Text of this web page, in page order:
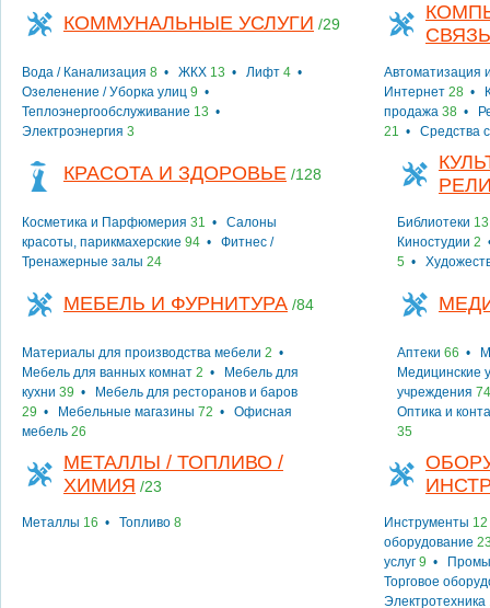
КОММУНАЛЬНЫЕ УСЛУГИ /29
Вода / Канализация 8 • ЖКХ 13 • Лифт 4 •
Озеленение / Уборка улиц 9 •
Теплоэнергообслуживание 13 •
Электроэнергия 3
СВЯЗЬ
Автоматизация
Интернет 28 •
продажа 38 •
21 • Средства
КРАСОТА И ЗДОРОВЬЕ /128
Косметика и Парфюмерия 31 • Салоны
красоты, парикмахерские 94 • Фитнес /
Тренажерные залы 24
Библиотеки 13
Киностудии 2
5 •
МЕБЕЛЬ И ФУРНИТУРА /84
Материалы для производства мебели 2 •
Мебель для ванных комнат 2 •
Мебель для
кухни 39 •
Мебель для ресторанов и баров
29 • Мебельные магазины 72 • Офисная
мебель 26
Аптеки 66 •
Медицинские
учреждения 74
Оптика и
35
МЕТАЛЛЫ / ТОПЛИВО /
ХИМИЯ /23
Металлы 16 • Топливо 8 Инструменты 12
оборудование
услуг 9 •
Торговое
Электротехника